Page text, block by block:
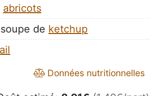
abricots
de ketchup
ail
Données nutritionnelles